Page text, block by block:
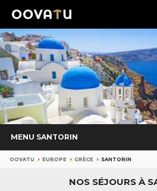
MENU SANTORIN
OOVATU EUROPE GRÈCE SANTORIN
NOS SÉJOURS À